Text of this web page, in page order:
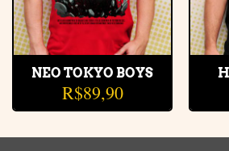
NEO TOKYO BOYS
R$89,90